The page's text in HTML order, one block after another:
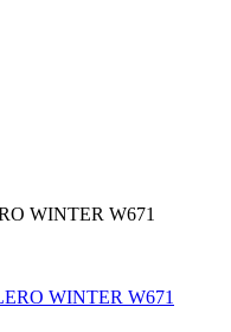
WINTER W671